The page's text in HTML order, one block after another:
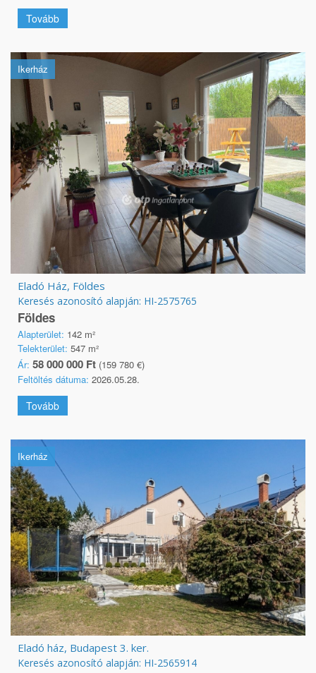
Tovább
Ikerház
Eladó Ház, Földes
Keresés azonosító alapján: HI-2575765
Földes
Alapterület: 142 m²
Telekterület: 547 m²
Ár: 58 000 000 Ft (159 780 €)
Feltöltés dátuma: 2026.05.28.
Tovább
Ikerház
Eladó ház, Budapest 3. ker.
Keresés azonosító alapján: HI-2565914